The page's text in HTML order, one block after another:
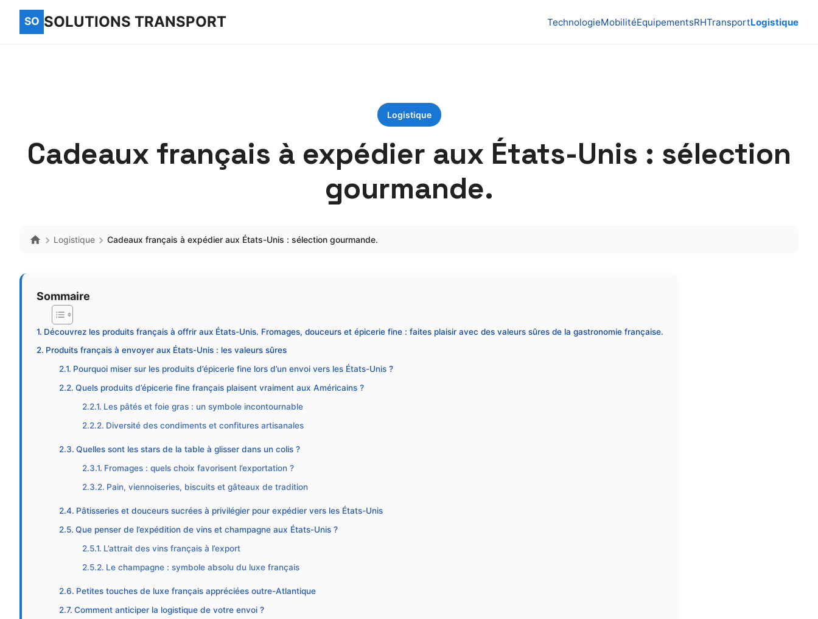
SOLUTIONS TRANSPORT TechnologieMobilitéEquipementsRHTransportLogistique
Logistique
Cadeaux français à expédier aux États-Unis : sélection
gourmande.
Logistique Cadeaux français à expédier aux États-Unis : sélection gourmande.
Sommaire
Découvrez les produits français à offrir aux États-Unis. Fromages, douceurs et épicerie fine : faites plaisir avec des valeurs sûres de la gastronomie française.
Produits français à envoyer aux États-Unis : les valeurs sûres
Pourquoi miser sur les produits d’épicerie fine lors d’un envoi vers les États-Unis ?
Quels produits d’épicerie fine français plaisent vraiment aux Américains ?
Les pâtés et foie gras : un symbole incontournable
Diversité des condiments et confitures artisanales
Quelles sont les stars de la table à glisser dans un colis ?
Fromages : quels choix favorisent l’exportation ?
Pain, viennoiseries, biscuits et gâteaux de tradition
Pâtisseries et douceurs sucrées à privilégier pour expédier vers les États-Unis
Que penser de l’expédition de vins et champagne aux États-Unis ?
L’attrait des vins français à l’export
Le champagne : symbole absolu du luxe français
Petites touches de luxe français appréciées outre-Atlantique
Comment anticiper la logistique de votre envoi ?